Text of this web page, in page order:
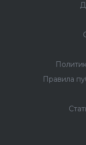
Правила